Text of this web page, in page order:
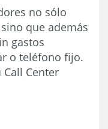
no sólo
que además
gastos
o teléfono fijo.
Call Center